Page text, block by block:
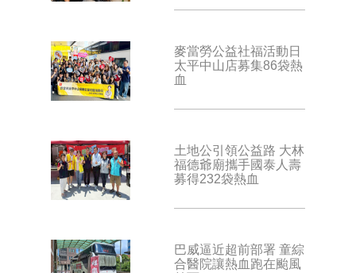
麥當勞公益社福活動日
太平中山店募集86袋熱
血
土地公引領公益路 大林
福德爺廟攜手國泰人壽
募得232袋熱血
巴威逼近超前部署 童綜
合醫院讓熱血跑在颱風